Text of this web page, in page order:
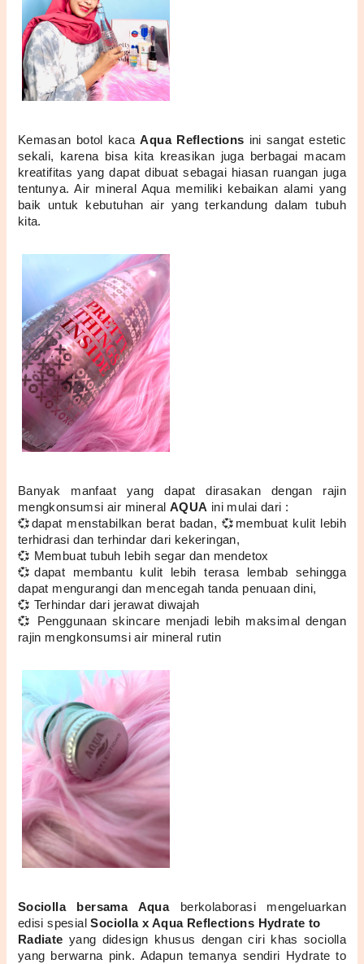
Kemasan botol kaca Aqua Reflections ini sangat estetic
sekali, karena bisa kita kreasikan juga berbagai macam
kreatifitas yang dapat dibuat sebagai hiasan ruangan juga
tentunya. Air mineral Aqua memiliki kebaikan alami yang
baik untuk kebutuhan air yang terkandung dalam tubuh
kita.
Banyak manfaat yang dapat dirasakan dengan rajin
mengkonsumsi air mineral AQUA ini mulai dari :
💞dapat menstabilkan berat badan, 💞membuat kulit lebih
terhidrasi dan terhindar dari kekeringan,
💞 Membuat tubuh lebih segar dan mendetox
💞dapat membantu kulit lebih terasa lembab sehingga
dapat mengurangi dan mencegah tanda penuaan dini,
💞 Terhindar dari jerawat diwajah
💞 Penggunaan skincare menjadi lebih maksimal dengan
rajin mengkonsumsi air mineral rutin
Sociolla bersama Aqua berkolaborasi mengeluarkan
edisi spesial Sociolla x Aqua Reflections Hydrate to
Radiate yang didesign khusus dengan ciri khas sociolla
yang berwarna pink. Adapun temanya sendiri Hydrate to